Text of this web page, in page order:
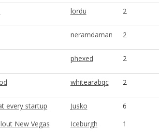
lordu 2
neramdaman 2
phexed 2
whitearabqc 2
every startup Jusko 6
New Vegas Iceburgh 1